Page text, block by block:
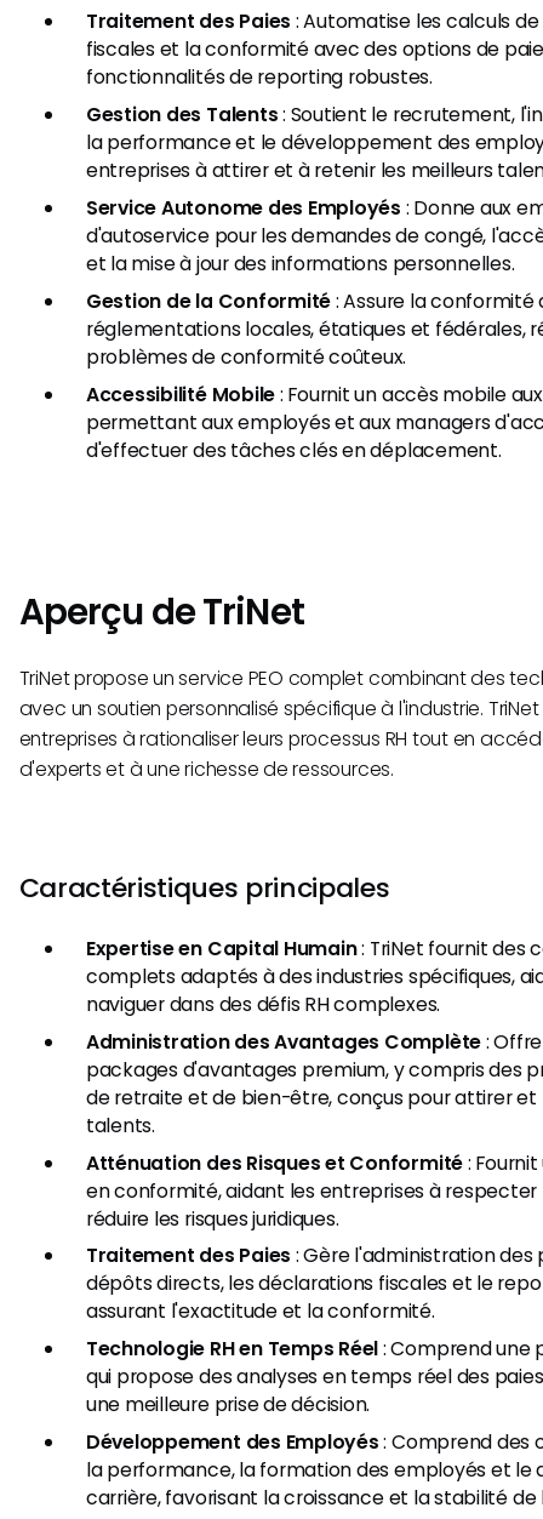
Traitement des Paies : Automatise les calculs
fiscales et la conformité avec des options de
fonctionnalités de reporting robustes.
Gestion des Talents: Soutient le recrutement,
la performance et le développement des
entreprises à attirer et à retenir les meilleurs
Service Autonome des Employés : Donne aux
d'autoservice pour les demandes de congé,
et la mise à jour des informations personnelles.
Gestion de la Conformité: Assure la conformité
réglementations locales, étatiques et fédérales,
problèmes de conformité coûteux.
Accessibilité Mobile: Fournit un accès mobile
permettant aux employés et aux managers
d'effectuer des tâches clés en déplacement.
Aperçu de TriNet
TriNet propose un service PEO complet combinant des
avec un soutien personnalisé spécifique à l'industrie.
entreprises à rationaliser leurs processus RH tout en
d'experts et à une richesse de ressources.
Caractéristiques principales
Expertise en Capital Humain: TriNet fournit des
complets adaptés à des industries spécifiques,
naviguer dans des défis RH complexes.
Administration des Avantages Complète:
packages d'avantages premium, y compris des
de retraite et de bien-être, conçus pour attirer et
talents.
Atténuation des Risques et Conformité:
en conformité, aidant les entreprises à respecter
réduire les risques juridiques.
Traitement des Paies : Gère l'administration des
dépôts directs, les déclarations fiscales et le
assurant l'exactitude et la conformité.
Technologie RH en Temps Réel: Comprend une
qui propose des analyses en temps réel des
une meilleure prise de décision.
Développement des Employés: Comprend des
la performance, la formation des employés et
carrière, favorisant la croissance et la stabilité